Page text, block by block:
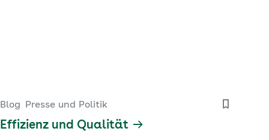
Blog Presse und Politik
Effizienz und Qualität